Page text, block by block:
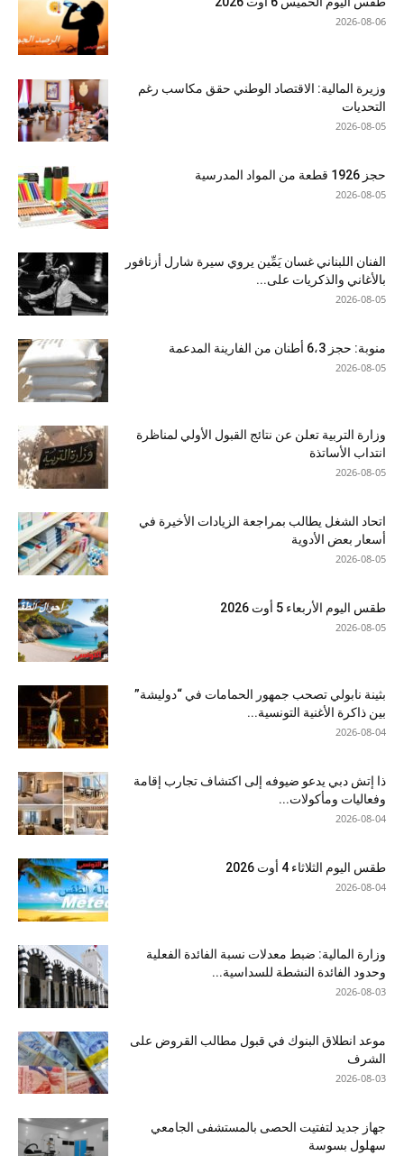
2026-08-06
وزيرة المالية: الاقتصاد الوطني حقق مكاسب رغم
التحديات
2026-08-05
حجز 1926 قطعة من المواد المدرسية
2026-08-05
الفنان اللبناني غسان يَمِّين يروي سيرة شارل أزنافور
بالأغاني والذكريات على...
2026-08-05
منوبة: حجز 6،3 أطنان من الفارينة المدعمة
2026-08-05
وزارة التربية تعلن عن نتائج القبول الأولي لمناظرة
انتداب الأساتذة
2026-08-05
اتحاد الشغل يطالب بمراجعة الزيادات الأخيرة في
أسعار بعض الأدوية
2026-08-05
طقس اليوم الأربعاء 5 أوت 2026
2026-08-05
بثينة نابولي تصحب جمهور الحمامات في “دوليشة”
بين ذاكرة الأغنية التونسية...
2026-08-04
ذا إتش دبي يدعو ضيوفه إلى اكتشاف تجارب إقامة
وفعاليات ومأكولات...
2026-08-04
طقس اليوم الثلاثاء 4 أوت 2026
2026-08-04
وزارة المالية: ضبط معدلات نسبة الفائدة الفعلية
وحدود الفائدة النشطة للسداسية...
2026-08-03
موعد انطلاق البنوك في قبول مطالب القروض على
الشرف
2026-08-03
جهاز جديد لتفتيت الحصى بالمستشفى الجامعي
سهلول بسوسة